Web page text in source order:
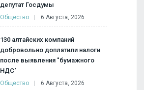
депутат Госдумы
Общество 6 Августа, 2026
130 алтайских компаний
добровольно доплатили налоги
после выявления "бумажного
НДС"
Общество 6 Августа, 2026